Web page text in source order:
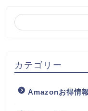
カテゴリー
Amazonお得情報